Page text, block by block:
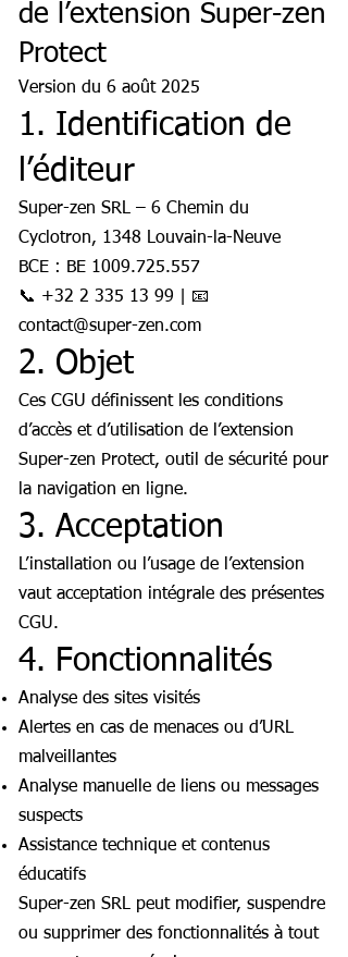
de l’extension Super-zen
Protect
Version du 6 août 2025
1. Identification de
l’éditeur
Super-zen SRL – 6 Chemin du
Cyclotron, 1348 Louvain-la-Neuve
BCE : BE 1009.725.557
📞 +32 2 335 13 99 | 📧
contact@super-zen.com
2. Objet
Ces CGU définissent les conditions
d’accès et d’utilisation de l’extension
Super-zen Protect, outil de sécurité pour
la navigation en ligne.
3. Acceptation
L’installation ou l’usage de l’extension
vaut acceptation intégrale des présentes
CGU.
4. Fonctionnalités
Analyse des sites visités
Alertes en cas de menaces ou d’URL
malveillantes
Analyse manuelle de liens ou messages
suspects
Assistance technique et contenus
éducatifs
Super-zen SRL peut modifier, suspendre
ou supprimer des fonctionnalités à tout